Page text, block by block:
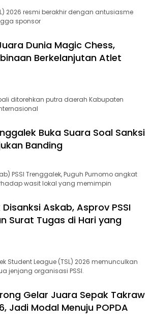
2026 resmi berakhir dengan antusiasme
sponsor
Dunia Magic Chess,
Berkelanjutan Atlet
ditorehkan putra daerah Kabupaten
Buka Suara Soal Sanksi
Banding
PSSI Trenggalek, Puguh Purnomo angkat
wasit lokal yang memimpin
Askab, Asprov PSSI
Surat Tugas di Hari yang
Student League (TSL) 2026 memunculkan
jenjang organisasi PSSI.
Gelar Juara Sepak Takraw
Jadi Modal Menuju POPDA